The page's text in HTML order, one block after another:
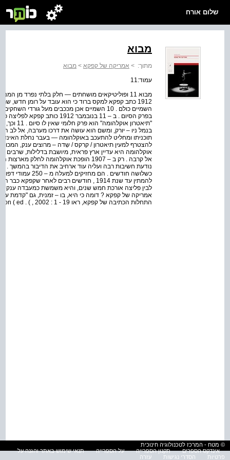
שלום אורח
מבוא
מתוך: > אמריקה של קפקא > מבוא
עמוד:11
1912 כתב קפקא למקס ברוד כי הוא עובד על רומן חדש,
השמיים כולם . 10 השמיים אכן מככבים מעל
בפרק הסיום . ב – 11 בנובמבר 1912
"תיאטרון
בנמל ניו – יורק, ומשם הוא עושה את דרכו מערבה, אל לב
תוכניתו ומחליט להתעכב באוקלהומה — בעבר נחלת
להצטרף למעין תיאטרון / קרקס / שְדה – מרוצים ענק,
אוקלהומה היא עדיין ארץ פראית, מיושבת בדלילות, שרבים
אל קרבה . רק ב – 1907 הופכת אוקלהומה
נודעת חשיבות רבה ועליה עוד ארחיב את הדיבור בהמשך .
כשלושה חודשים .
להמתין עד שנת 1914 , חודשים רבים לאחר
התחלות הכתיבה של קפקא, ראו 19 - 1 : 2002 , ) . Rolleston ( ed
© מטח - המרכז לטכנולוגיה חינוכית
אינדקס הספרים
תקנון הספרייה על הספרייה
תנאי שימוש באתר והגנה על
פרטיות
הסדרי נגישות עזרה